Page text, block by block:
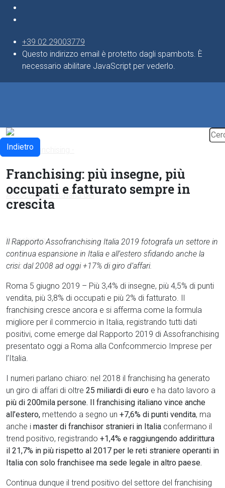
+39 02 29003779
Questo indirizzo email è protetto dagli spambots. È
necessario abilitare JavaScript per vederlo.
Indietro
Franchising: più insegne, più
occupati e fatturato sempre in
crescita
Il Rapporto Assofranchising Italia 2019 fotografa un settore in
continua espansione in Italia e all’estero sfidando anche la
crisi: dal 2008 ad oggi +17% di giro d’affari.
Roma 5 giugno 2019 – Più 3,4% di insegne, più 4,5% di punti
vendita, più 3,8% di occupati e più 2% di fatturato. Il
franchising cresce ancora e si afferma come la formula
migliore per il commercio in Italia, registrando tutti dati
positivi, come emerge dal Rapporto 2019 di Assofranchising
presentato oggi a Roma alla Confcommercio Imprese per
l’Italia.
I numeri parlano chiaro: nel 2018 il franchising ha generato
un giro di affari di oltre 25 miliardi di euro e ha dato lavoro a
più di 200mila persone. Il franchising italiano vince anche
all’estero, mettendo a segno un +7,6% di punti vendita, ma
anche i master di franchisor stranieri in Italia confermano il
trend positivo, registrando +1,4% e raggiungendo addirittura
il 21,7% in più rispetto al 2017 per le reti straniere operanti in
Italia con solo franchisee ma sede legale in altro paese.
Continua dunque il trend positivo del settore del franchising